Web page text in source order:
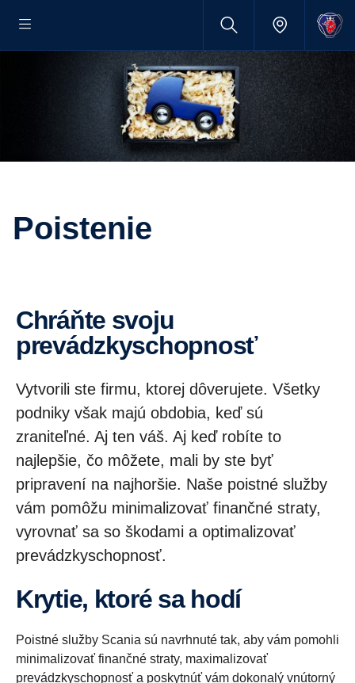
Poistenie
Chráňte svoju
prevádzkyschopnosť
Vytvorili ste firmu, ktorej dôverujete. Všetky
podniky však majú obdobia, keď sú
zraniteľné. Aj ten váš. Aj keď robíte to
najlepšie, čo môžete, mali by ste byť
pripravení na najhoršie. Naše poistné služby
vám pomôžu minimalizovať finančné straty,
vyrovnať sa so škodami a optimalizovať
prevádzkyschopnosť.
Krytie, ktoré sa hodí
Poistné služby Scania sú navrhnuté tak, aby vám pomohli
minimalizovať finančné straty, maximalizovať
prevádzkyschopnosť a poskytnúť vám dokonalý vnútorný